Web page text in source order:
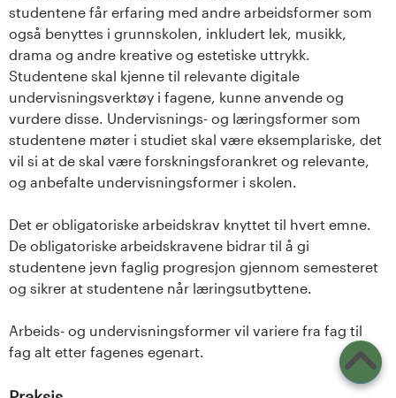
studentene får erfaring med andre arbeidsformer som
også benyttes i grunnskolen, inkludert lek, musikk,
drama og andre kreative og estetiske uttrykk.
Studentene skal kjenne til relevante digitale
undervisningsverktøy i fagene, kunne anvende og
vurdere disse. Undervisnings- og læringsformer som
studentene møter i studiet skal være eksemplariske, det
vil si at de skal være forskningsforankret og relevante,
og anbefalte undervisningsformer i skolen.
Det er obligatoriske arbeidskrav knyttet til hvert emne.
De obligatoriske arbeidskravene bidrar til å gi
studentene jevn faglig progresjon gjennom semesteret
og sikrer at studentene når læringsutbyttene.
Arbeids- og undervisningsformer vil variere fra fag til
fag alt etter fagenes egenart.